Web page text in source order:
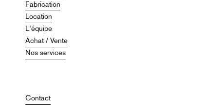
Fabrication
Location
L'équipe
Achat / Vente
Nos services
Contact